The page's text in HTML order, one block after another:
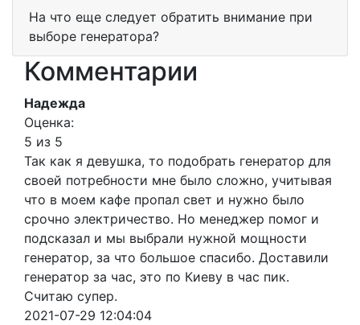
На что еще следует обратить внимание при
выборе генератора?
Комментарии
Надежда
Оценка:
5 из 5
Так как я девушка, то подобрать генератор для
своей потребности мне было сложно, учитывая
что в моем кафе пропал свет и нужно было
срочно электричество. Но менеджер помог и
подсказал и мы выбрали нужной мощности
генератор, за что большое спасибо. Доставили
генератор за час, это по Киеву в час пик.
Считаю супер.
2021-07-29 12:04:04